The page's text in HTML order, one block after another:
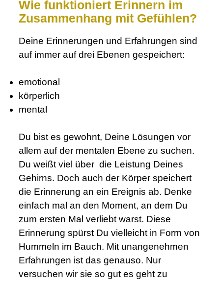
Wie funktioniert Erinnern im
Zusammenhang mit Gefühlen?
Deine Erinnerungen und Erfahrungen sind
auf immer auf drei Ebenen gespeichert:
emotional
körperlich
mental
Du bist es gewohnt, Deine Lösungen vor
allem auf der mentalen Ebene zu suchen.
Du weißt viel über die Leistung Deines
Gehirns. Doch auch der Körper speichert
die Erinnerung an ein Ereignis ab. Denke
einfach mal an den Moment, an dem Du
zum ersten Mal verliebt warst. Diese
Erinnerung spürst Du vielleicht in Form von
Hummeln im Bauch. Mit unangenehmen
Erfahrungen ist das genauso. Nur
versuchen wir sie so gut es geht zu